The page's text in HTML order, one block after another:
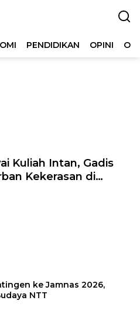
PENDIDIKAN OPINI
Kuliah Intan, Gadis
Kekerasan di
ke Jamnas 2026,
NTT